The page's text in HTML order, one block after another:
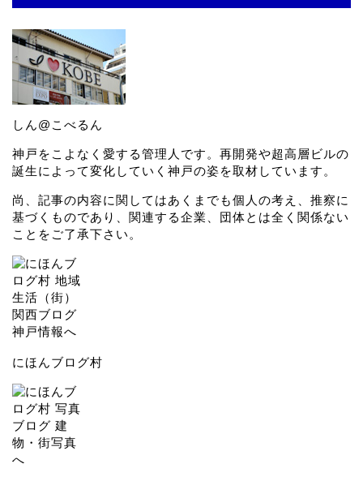
しん@こべるん
神戸をこよなく愛する管理人です。再開発や超高層ビルの
誕生によって変化していく神戸の姿を取材しています。
尚、記事の内容に関してはあくまでも個人の考え、推察に
基づくものであり、関連する企業、団体とは全く関係ない
ことをご了承下さい。
にほんブログ村